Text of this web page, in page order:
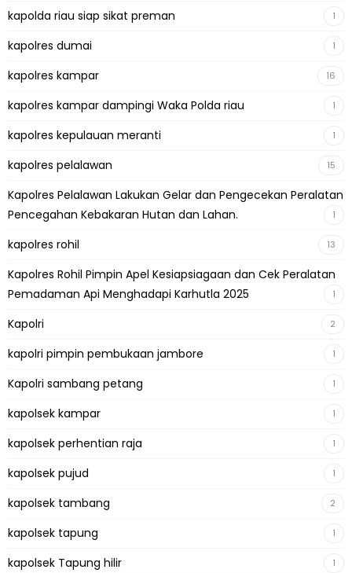
kapolda riau siap sikat preman 1
kapolres dumai 1
kapolres kampar 16
kapolres kampar dampingi Waka Polda riau 1
kapolres kepulauan meranti 1
kapolres pelalawan 15
Kapolres Pelalawan Lakukan Gelar dan Pengecekan Peralatan
Pencegahan Kebakaran Hutan dan Lahan.
1
kapolres rohil 13
Kapolres Rohil Pimpin Apel Kesiapsiagaan dan Cek Peralatan
Pemadaman Api Menghadapi Karhutla 2025
1
Kapolri 2
kapolri pimpin pembukaan jambore 1
Kapolri sambang petang 1
kapolsek kampar 1
kapolsek perhentian raja 1
kapolsek pujud 1
kapolsek tambang 2
kapolsek tapung 1
kapolsek Tapung hilir 1